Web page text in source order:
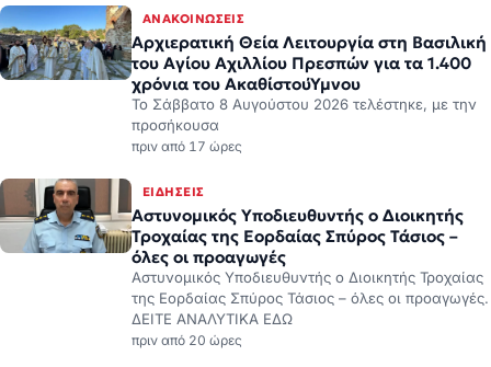
ΑΝΑΚΟΙΝΏΣΕΙΣ
Αρχιερατική Θεία Λειτουργία στη Βασιλική
του Αγίου Αχιλλίου Πρεσπών για τα 1.400
χρόνια του ΑκαθίστουΎμνου
Το Σάββατο 8 Αυγούστου 2026 τελέστηκε, με την
προσήκουσα
πριν από 17 ώρες
ΕΙΔΉΣΕΙΣ
Αστυνομικός Υποδιευθυντής ο Διοικητής
Τροχαίας της Εορδαίας Σπύρος Τάσιος –
όλες οι προαγωγές
Αστυνομικός Υποδιευθυντής ο Διοικητής Τροχαίας
της Εορδαίας Σπύρος Τάσιος – όλες οι προαγωγές.
ΔΕΙΤΕ ΑΝΑΛΥΤΙΚΑ ΕΔΩ
πριν από 20 ώρες